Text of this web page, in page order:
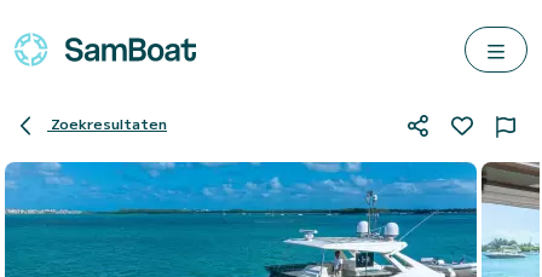
Zoekresultaten